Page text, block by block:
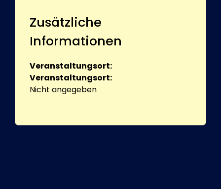
Zusätzliche
Informationen
Veranstaltungsort:
Veranstaltungsort:
Nicht angegeben